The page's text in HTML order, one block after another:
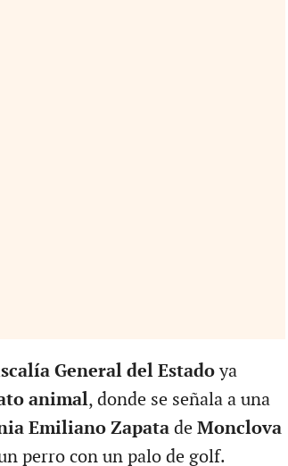
General del Estadoya
animal, donde se señala a una
Emiliano Zapatade Monclova
perro con un palo de golf.